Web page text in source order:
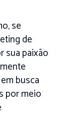
se
de
sua paixão
busca
por meio